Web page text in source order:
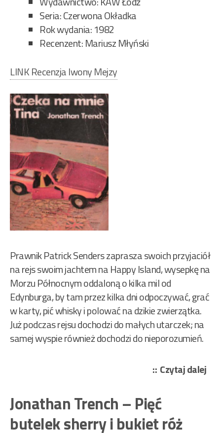
Seria: Czerwona Okładka
Rok wydania: 1982
Recenzent: Mariusz Młyński
LINK Recenzja Iwony Mejzy
Prawnik Patrick Senders zaprasza swoich przyjaciół
na rejs swoim jachtem na Happy Island, wysepkę na
Morzu Północnym oddaloną o kilka mil od
Edynburga, by tam przez kilka dni odpoczywać, grać
w karty, pić whisky i polować na dzikie zwierzątka.
Już podczas rejsu dochodzi do małych utarczek; na
samej wyspie również dochodzi do nieporozumień.
Czytaj dalej
Jonathan Trench – Pięć
butelek sherry i bukiet róż